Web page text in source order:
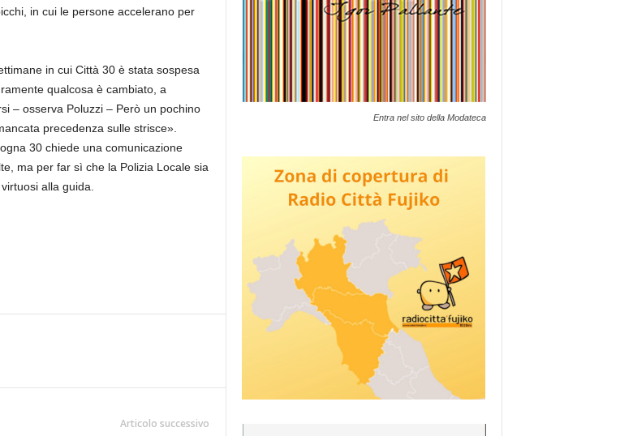
in cui le persone accelerano per
in cui Città 30 è stata sospesa
qualcosa è cambiato, a
– osserva Poluzzi – Però un pochino
precedenza sulle strisce».
30 chiede una comunicazione
ma per far sì che la Polizia Locale sia
alla guida.
Articolo successivo
Entra nel sito della Modateca